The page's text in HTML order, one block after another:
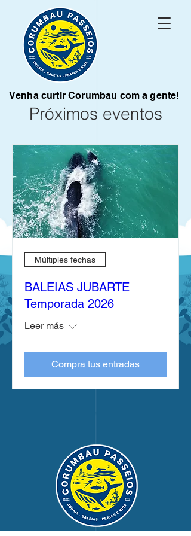
Venha curtir Corumbau com a gente!
Próximos eventos
Múltiples fechas
BALEIAS JUBARTE
Temporada 2026
Leer más
Compra tus entradas